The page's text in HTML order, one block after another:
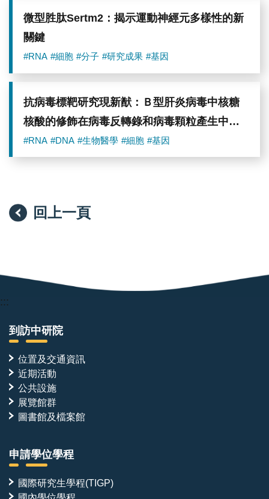
微型胜肽Sertm2：揭示運動神經元多樣性的新
關鍵
#RNA #細胞 #分子 #研究成果 #基因
抗病毒標靶研究現新猷：Ｂ型肝炎病毒中核糖
核酸的修飾在病毒反轉錄和病毒顆粒產生中扮
演關鍵角色
#RNA #DNA #生物醫學 #細胞 #基因
回上一頁
:::
到訪中研院
位置及交通資訊
近期活動
公共設施
展覽館群
圖書館及檔案館
申請學位學程
國際研究生學程(TIGP)